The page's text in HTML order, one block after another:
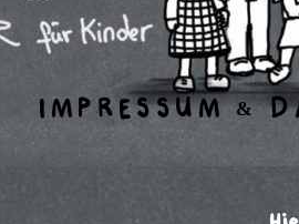
IMPRESSUM &